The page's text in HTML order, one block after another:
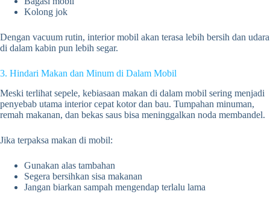
Kolong jok
Dengan vacuum rutin, interior mobil akan terasa lebih bersih dan udara
di dalam kabin pun lebih segar.
3. Hindari Makan dan Minum di Dalam Mobil
Meski terlihat sepele, kebiasaan makan di dalam mobil sering menjadi
penyebab utama interior cepat kotor dan bau. Tumpahan minuman,
remah makanan, dan bekas saus bisa meninggalkan noda membandel.
Jika terpaksa makan di mobil:
Gunakan alas tambahan
Segera bersihkan sisa makanan
Jangan biarkan sampah mengendap terlalu lama